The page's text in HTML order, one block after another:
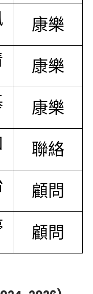
康樂
康樂
康樂
聯絡
顧問
顧問